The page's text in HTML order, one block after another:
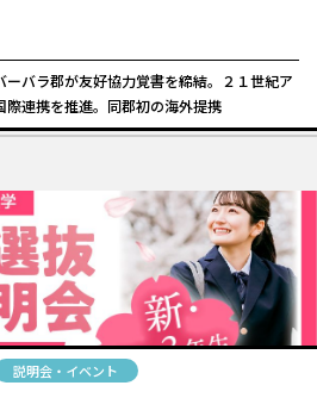
ーバラ郡が友好協力覚書を締結。２１世紀ア
際連携を推進。同郡初の海外提携
説明会・イベント